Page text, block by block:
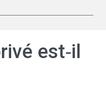
est‑il